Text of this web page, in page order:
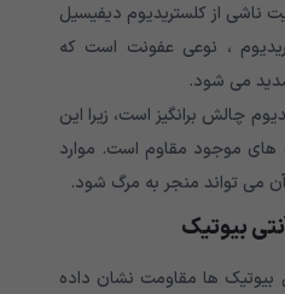
ناشی از کلستریدیوم دیفیسیل
، نوعی عفونت است که
می شود.
چالش برانگیز است، زیرا این
های موجود مقاوم است. موارد
می تواند منجر به مرگ شود.
بیوتیک
بیوتیک ها مقاومت نشان داده